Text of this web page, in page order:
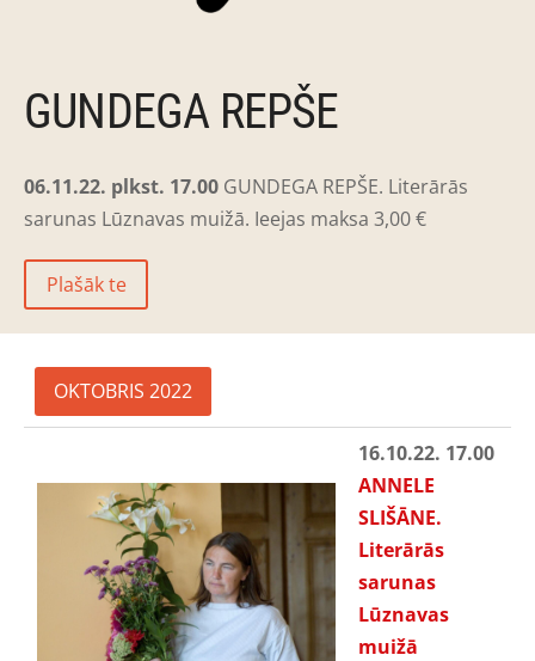
GUNDEGA REPŠE
06.11.22. plkst. 17.00 GUNDEGA REPŠE. Literārās
sarunas Lūznavas muižā. Ieejas maksa 3,00 €
Plašāk te
OKTOBRIS 2022
16.10.22. 17.00
ANNELE
SLIŠĀNE.
Literārās
sarunas
Lūznavas
muižā